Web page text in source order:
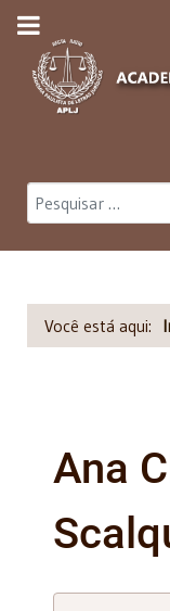
Pesquisar
Você está aqui:
Ana